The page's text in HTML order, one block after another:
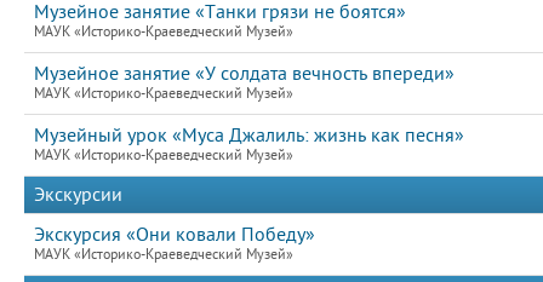
Музейное занятие «Танки грязи не боятся»
МАУК «Историко-Краеведческий Музей»
Музейное занятие «У солдата вечность впереди»
МАУК «Историко-Краеведческий Музей»
Музейный урок «Муса Джалиль: жизнь как песня»
МАУК «Историко-Краеведческий Музей»
Экскурсии
Экскурсия «Они ковали Победу»
МАУК «Историко-Краеведческий Музей»